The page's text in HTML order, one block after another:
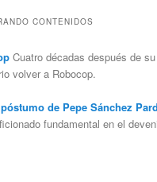
CONTENIDOS
Cuatro décadas después de
volver a Robocop.
de Pepe Sánchez
fundamental en el